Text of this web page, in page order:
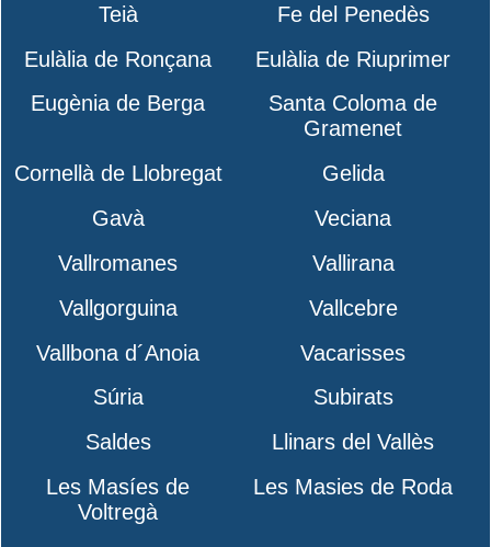
Teià
Fe del Penedès
Eulàlia de Ronçana
Eulàlia de Riuprimer
Eugènia de Berga
Santa Coloma de
Gramenet
Cornellà de Llobregat
Gelida
Gavà
Veciana
Vallromanes
Vallirana
Vallgorguina
Vallcebre
Vallbona d´Anoia
Vacarisses
Súria
Subirats
Saldes
Llinars del Vallès
Les Masíes de
Voltregà
Les Masies de Roda